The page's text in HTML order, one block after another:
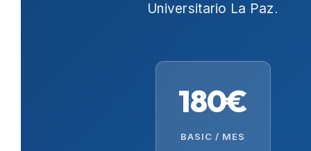
Universitario La Paz.
180€
BASIC / MES